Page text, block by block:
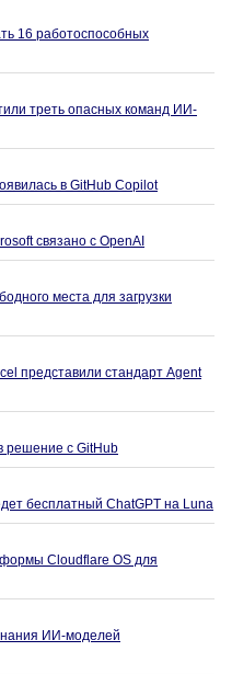
16 работоспособных
треть опасных команд ИИ-
в GitHub Copilot
связано с OpenAI
места для загрузки
представили стандарт Agent
решение с GitHub
бесплатный ChatGPT на Luna
Cloudflare OS для
ИИ-моделей